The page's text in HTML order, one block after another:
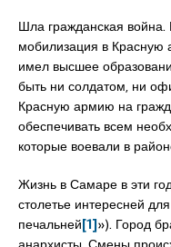
Шла гражданская
мобилизация в
имел высшее
быть ни солдатом, ни
Красную армию на
обеспечивать всем
которые воевали в
Жизнь в Самаре в эти
столетье интересней
печальней[1]»). Город